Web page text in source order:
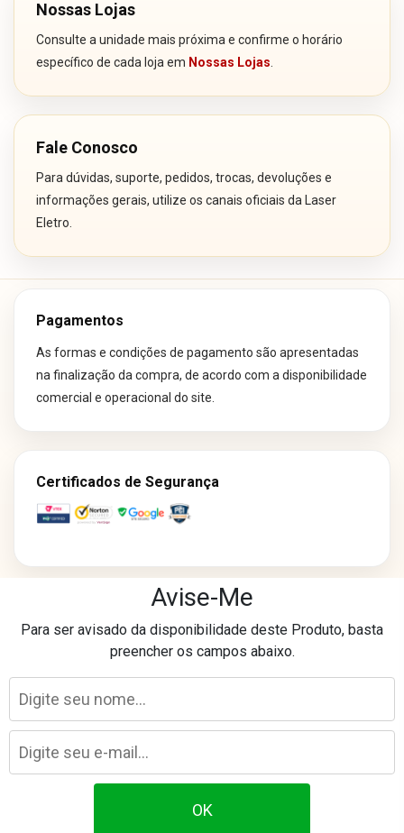
Avise-Me
Para ser avisado da disponibilidade deste Produto, basta
preencher os campos abaixo.
Nossas Lojas
Consulte a unidade mais próxima e confirme o horário
específico de cada loja em Nossas Lojas
Fale Conosco
Para dúvidas, suporte, pedidos, trocas, devoluções e
informações gerais, utilize os canais oficiais da Laser
Eletro.
Pagamentos
As formas e condições de pagamento são apresentadas
na finalização da compra, de acordo com a disponibilidade
comercial e operacional do site.
Certificados de Segurança
exclusivos para compras realizadas neste canal online.
Avenida Marechal Mascarenhas de Morais, 1681 - Imbiribeira - Recife/PE
©2026lasereletro.com.br. Todos os direitos reservados.